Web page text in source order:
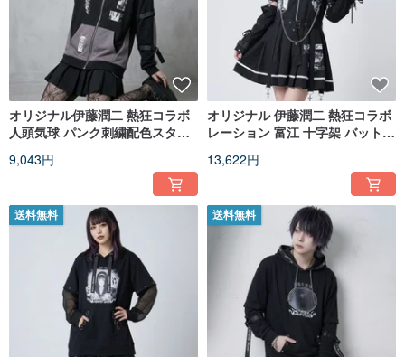
オリジナル伊藤潤二 熱狂コラボ
人頭気球 パンク刺繍配色スタン
9,043円
オリジナル 伊藤潤二 熱狂コラボ
レーション 富江 十字架 バットカ
ームカバー付き JJIT08
13,622円
送料無料 送料無料